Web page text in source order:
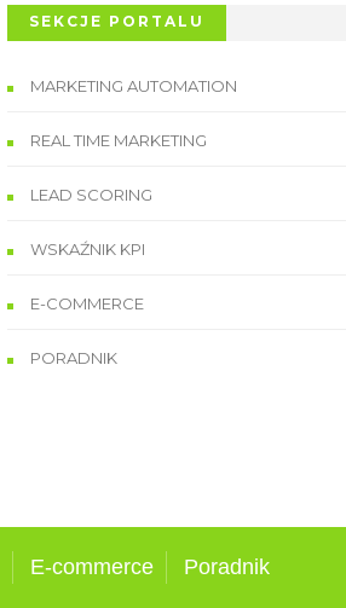
SEKCJE PORTALU
MARKETING AUTOMATION
REAL TIME MARKETING
LEAD SCORING
WSKAŹNIK KPI
E-COMMERCE
PORADNIK
E-commerce Poradnik